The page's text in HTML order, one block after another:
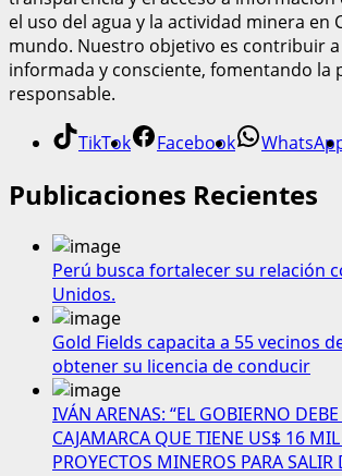
el uso del agua y la actividad minera en
mundo. Nuestro objetivo es contribuir
informada y consciente, fomentando la
responsable.
TikTok Facebook
Publicaciones Recientes
Perú busca fortalecer su relación
Unidos.
Gold Fields capacita a 55 vecinos
obtener su licencia de conducir
IVÁN ARENAS: “EL GOBIERNO
CAJAMARCA QUE TIENE US$ 16
PROYECTOS MINEROS PARA SALIR